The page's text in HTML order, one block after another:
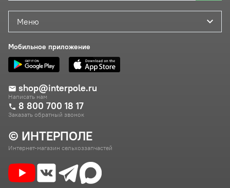
© ИНТЕРПОЛЕ
Интернет-магазин сельхоззапчастей
Меню
Мобильное приложение
shop@interpole.ru
Написать нам
8 800 700 18 17
Заказать обратный звонок